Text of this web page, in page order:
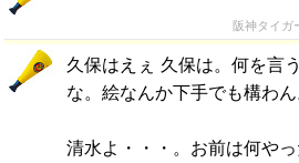
阪神タイガ
久保はえぇ 久保は。何を言
な。絵なんか下手でも構わん
清水よ・・・。お前は何や